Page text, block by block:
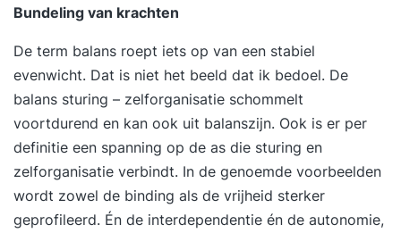
Bundeling van krachten
De term balans roept iets op van een stabiel
evenwicht. Dat is niet het beeld dat ik bedoel. De
balans sturing – zelforganisatie schommelt
voortdurend en kan ook uit balanszijn. Ook is er per
definitie een spanning op de as die sturing en
zelforganisatie verbindt. In de genoemde voorbeelden
wordt zowel de binding als de vrijheid sterker
geprofileerd. Én de interdependentie én de autonomie,